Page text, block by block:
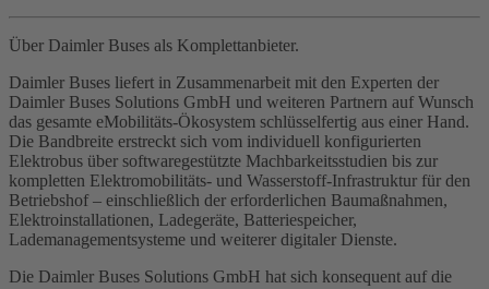
Über Daimler Buses als Komplettanbieter.
Daimler Buses liefert in Zusammenarbeit mit den Experten der
Daimler Buses Solutions GmbH und weiteren Partnern auf Wunsch
das gesamte eMobilitäts-Ökosystem schlüsselfertig aus einer Hand.
Die Bandbreite erstreckt sich vom individuell konfigurierten
Elektrobus über softwaregestützte Machbarkeitsstudien bis zur
kompletten Elektromobilitäts- und Wasserstoff-Infrastruktur für den
Betriebshof – einschließlich der erforderlichen Baumaßnahmen,
Elektroinstallationen, Ladegeräte, Batteriespeicher,
Lademanagementsysteme und weiterer digitaler Dienste.
Die Daimler Buses Solutions GmbH hat sich konsequent auf die